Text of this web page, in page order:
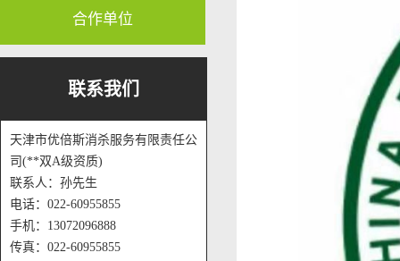
合作单位
联系我们
天津市优倍斯消杀服务有限责任公
司(**双A级资质)
联系人：孙先生
电话：022-60955855
手机：13072096888
传真：022-60955855